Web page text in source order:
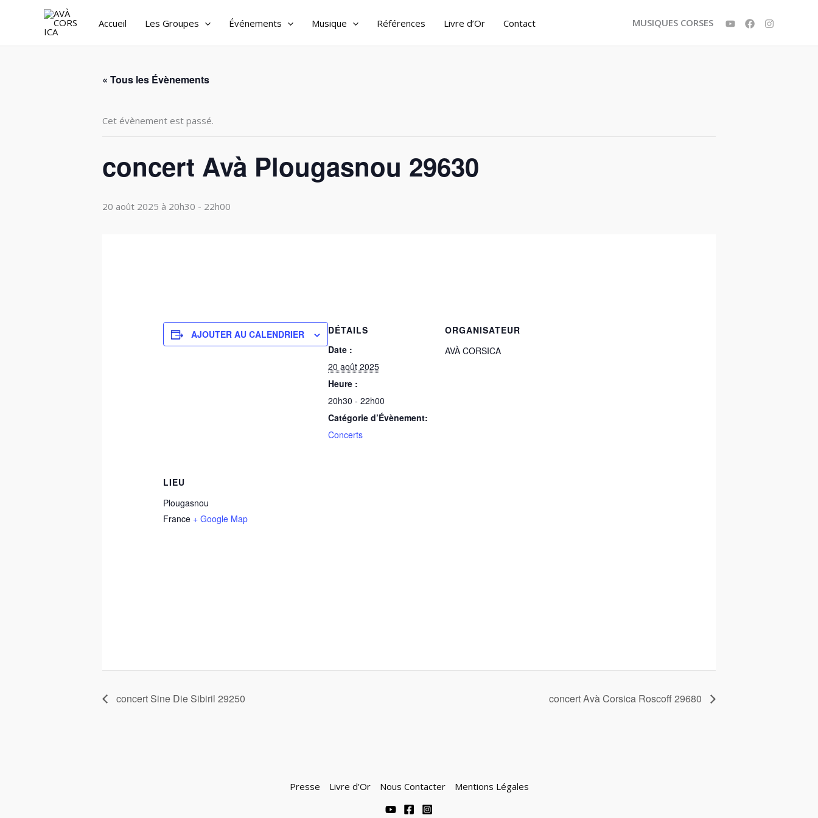
Accueil Les Groupes Événements Musique Références Livre d’Or Contact MUSIQUES CORSES
« Tous les Évènements
Cet évènement est passé.
concert Avà Plougasnou 29630
20 août 2025 à 20h30 - 22h00
AJOUTER AU CALENDRIER
DÉTAILS
Date :
20 août 2025
Heure :
20h30 - 22h00
Catégorie d’Évènement:
Concerts
ORGANISATEUR
AVÀ CORSICA
LIEU
Plougasnou
France + Google Map
concert Sine Die Sibiril 29250 concert Avà Corsica Roscoff 29680
Presse Livre d’Or Nous Contacter Mentions Légales